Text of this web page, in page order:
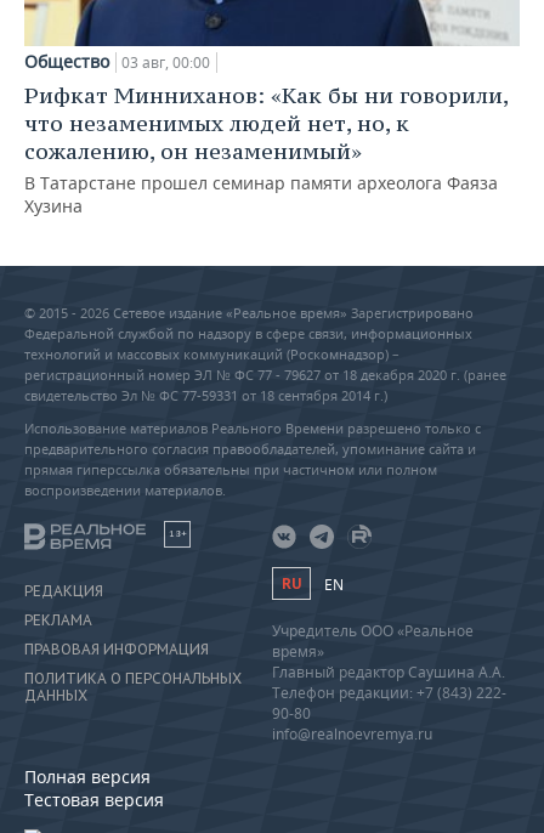
Общество 03 авг, 00:00
Рифкат Минниханов: «Как бы ни говорили,
что незаменимых людей нет, но, к
сожалению, он незаменимый»
В Татарстане прошел семинар памяти археолога Фаяза
Хузина
© 2015 - 2026 Сетевое издание «Реальное время» Зарегистрировано
Федеральной службой по надзору в сфере связи, информационных
технологий и массовых коммуникаций (Роскомнадзор) –
регистрационный номер ЭЛ № ФС 77 - 79627 от 18 декабря 2020 г. (ранее
свидетельство Эл № ФС 77-59331 от 18 сентября 2014 г.)
Использование материалов Реального Времени разрешено только с
предварительного согласия правообладателей, упоминание сайта и
прямая гиперссылка обязательны при частичном или полном
воспроизведении материалов.
18+
РЕДАКЦИЯ
РЕКЛАМА
ПРАВОВАЯ ИНФОРМАЦИЯ
ПОЛИТИКА О ПЕРСОНАЛЬНЫХ
ДАННЫХ
Полная версия
Тестовая версия
RU EN
Учредитель ООО «Реальное
время»
Главный редактор Саушина А.А.
Телефон редакции: +7 (843) 222-
90-80
info@realnoevremya.ru